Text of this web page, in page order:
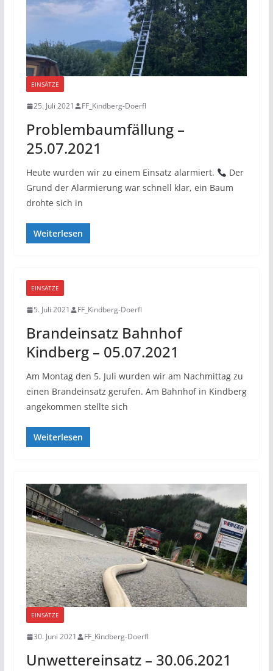
EINSÄTZE
25. Juli 2021 FF_Kindberg-Doerfl
Problembaumfällung –
25.07.2021
Heute wurden wir zu einem Einsatz alarmiert.
Der
Grund der Alarmierung war schnell klar, ein Baum
drohte sich in
Weiterlesen
EINSÄTZE
5. Juli 2021 FF_Kindberg-Doerfl
Brandeinsatz Bahnhof
Kindberg – 05.07.2021
Am Montag den 5. Juli wurden wir am Nachmittag zu
einen Brandeinsatz gerufen. Am Bahnhof in Kindberg
angekommen stellte sich
Weiterlesen
EINSÄTZE
30. Juni 2021 FF_Kindberg-Doerfl
Unwettereinsatz – 30.06.2021